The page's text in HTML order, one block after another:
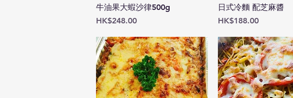
快速瀏覽
牛油果大蝦沙律500g
價格
HK$248.00
快速瀏覽
日式冷麵 配芝麻醬
價格
HK$188.00